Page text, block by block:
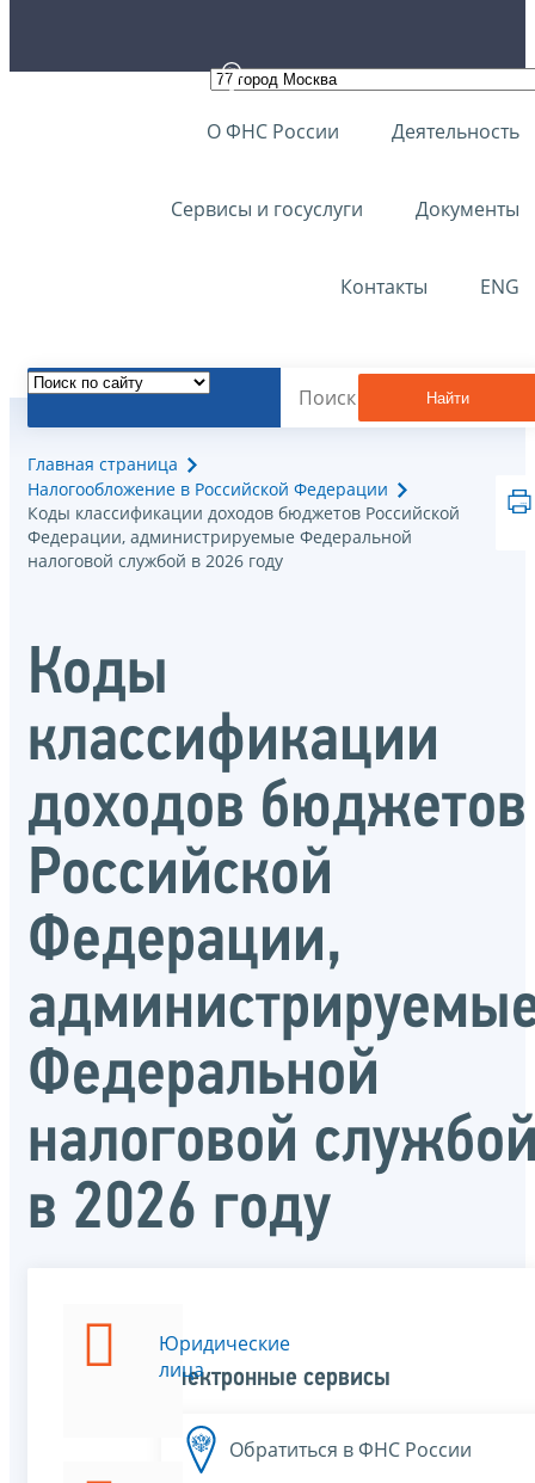
О ФНС России Деятельность
Сервисы и госуслуги Документы
Контакты ENG
Найти
Главная страница
Налогообложение в Российской Федерации
Коды классификации доходов бюджетов Российской
Федерации, администрируемые Федеральной
налоговой службой в 2026 году
Коды
классификации
доходов бюджетов
Российской
Федерации,
Федеральной
налоговой
в 2026 году
Юридические
лица
Электронные сервисы
Обратиться в ФНС России